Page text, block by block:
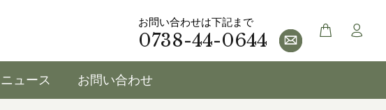
お問い合わせは下記まで
0738-44-0644
ニュース お問い合わせ